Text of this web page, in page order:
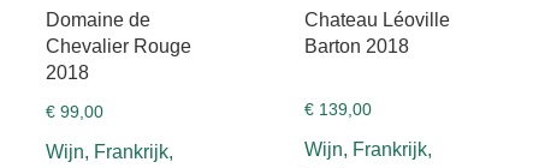
Domaine de
Chevalier Rouge
2018
€ 99,00
Wijn, Frankrijk,
Chateau Léoville
Barton 2018
€139,00
Wijn, Frankrijk,